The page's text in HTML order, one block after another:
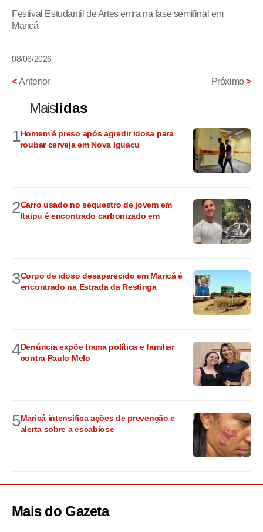
Festival Estudantil de Artes entra na fase semifinal em
Maricá
08/06/2026
<Anterior Próximo>
Maislidas
1Homem é preso após agredir idosa para
roubar cerveja em Nova Iguaçu
2Carro usado no sequestro de jovem em
Itaipu é encontrado carbonizado em
3Corpo de idoso desaparecido em Maricá é
encontrado na Estrada da Restinga
4Denúncia expõe trama política e familiar
contra Paulo Melo
5Maricá intensifica ações de prevenção e
alerta sobre a escabiose
Mais do Gazeta